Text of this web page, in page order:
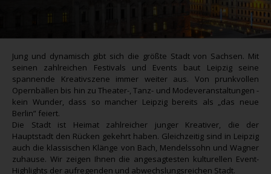
Jung und dynamisch gibt sich die größte Stadt von Sachsen. Mit
seinen zahlreichen Festivals und Events baut Leipzig seine
spannende Kreativszene immer weiter aus. Von prunkvollen
Opernbällen bis hin zu Theater-, Tanz- und Modeveranstaltungen -
kein Wunder, dass so mancher Leipzig bereits als „das neue
Berlin” feiert.
Die Stadt ist Heimat zahlreicher junger Kreativer, die der
Hauptstadt den Rücken gekehrt haben. Gleichzeitig sind in Leipzig
auch die klassischen Klänge von Bach, Mendelssohn und Wagner
zuhause. Wir zeigen Ihnen die angesagtesten kulturellen Event-
Highlights der aufregenden und abwechslungsreichen Stadt.